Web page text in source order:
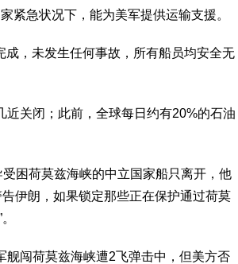
紧急状况下，能为美军提供运输支援。
，未发生任何事故，所有船员均安全无
关闭；此前，全球每日约有20%的石油
困荷莫兹海峡的中立国家船只离开，他
伊朗，如果锁定那些正在保护通过荷莫
闯荷莫兹海峡遭2飞弹击中，但美方否